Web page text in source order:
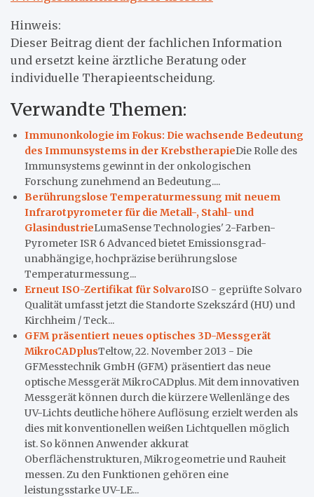
Hinweis:
Dieser Beitrag dient der fachlichen Information
und ersetzt keine ärztliche Beratung oder
individuelle Therapieentscheidung.
Verwandte Themen:
Immunonkologie im Fokus: Die wachsende Bedeutung
des Immunsystems in der KrebstherapieDie Rolle des
Immunsystems gewinnt in der onkologischen
Forschung zunehmend an Bedeutung....
Berührungslose Temperaturmessung mit neuem
Infrarotpyrometer für die Metall-, Stahl- und
GlasindustrieLumaSense Technologies' 2-Farben-
Pyrometer ISR 6 Advanced bietet Emissionsgrad-
unabhängige, hochpräzise berührungslose
Temperaturmessung...
Erneut ISO-Zertifikat für SolvaroISO - geprüfte Solvaro
Qualität umfasst jetzt die Standorte Szekszárd (HU) und
Kirchheim / Teck...
GFM präsentiert neues optisches 3D-Messgerät
MikroCADplusTeltow, 22. November 2013 - Die
GFMesstechnik GmbH (GFM) präsentiert das neue
optische Messgerät MikroCADplus. Mit dem innovativen
Messgerät können durch die kürzere Wellenlänge des
UV-Lichts deutliche höhere Auflösung erzielt werden als
dies mit konventionellen weißen Lichtquellen möglich
ist. So können Anwender akkurat
Oberflächenstrukturen, Mikrogeometrie und Rauheit
messen. Zu den Funktionen gehören eine
leistungsstarke UV-LE...